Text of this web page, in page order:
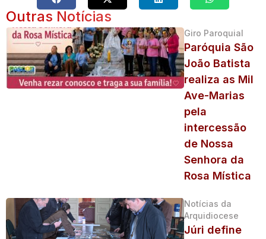
Outras Notícias
Giro Paroquial
Paróquia São
João Batista
realiza as Mil
Ave-Marias
pela
intercessão
de Nossa
Senhora da
Rosa Mística
Notícias da
Arquidiocese
Júri define